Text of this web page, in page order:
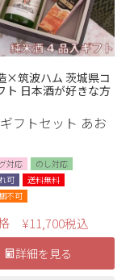
×筑波ハム 茨城県コ
ト 日本酒が好きな方
フトセット あお
対応
のし対応
可
送料無料
不可
¥11,700税込
詳細を見る